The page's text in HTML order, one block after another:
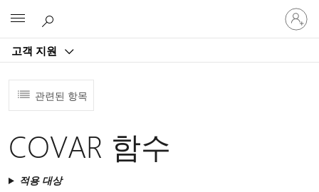
고객 지원
귀
하
계
관련된 항목
COVAR 함수
적용 대상